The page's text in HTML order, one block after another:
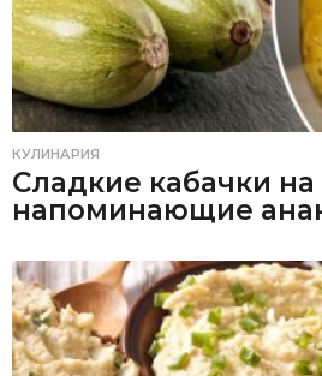
КУЛИНАРИЯ
Сладкие кабачки на
напоминающие